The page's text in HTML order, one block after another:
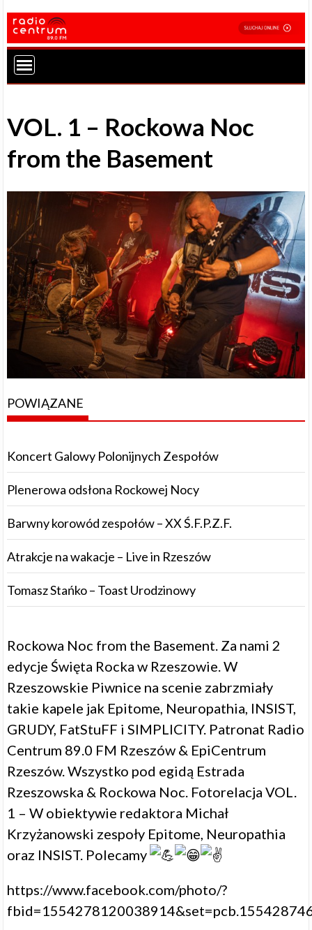
VOL. 1 – Rockowa Noc
from the Basement
POWIĄZANE
Koncert Galowy Polonijnych Zespołów
Plenerowa odsłona Rockowej Nocy
Barwny korowód zespołów – XX Ś.F.P.Z.F.
Atrakcje na wakacje – Live in Rzeszów
Tomasz Stańko – Toast Urodzinowy
Rockowa Noc from the Basement. Za nami 2
edycje Święta Rocka w Rzeszowie. W
Rzeszowskie Piwnice na scenie zabrzmiały
takie kapele jak Epitome, Neuropathia, INSIST,
GRUDY, FatStuFF i SIMPLICITY. Patronat Radio
Centrum 89.0 FM Rzeszów & EpiCentrum
Rzeszów. Wszystko pod egidą Estrada
Rzeszowska & Rockowa Noc. Fotorelacja VOL.
1 – W obiektywie redaktora Michał
Krzyżanowski zespoły Epitome, Neuropathia
oraz INSIST. Polecamy
https://www.facebook.com/photo/?